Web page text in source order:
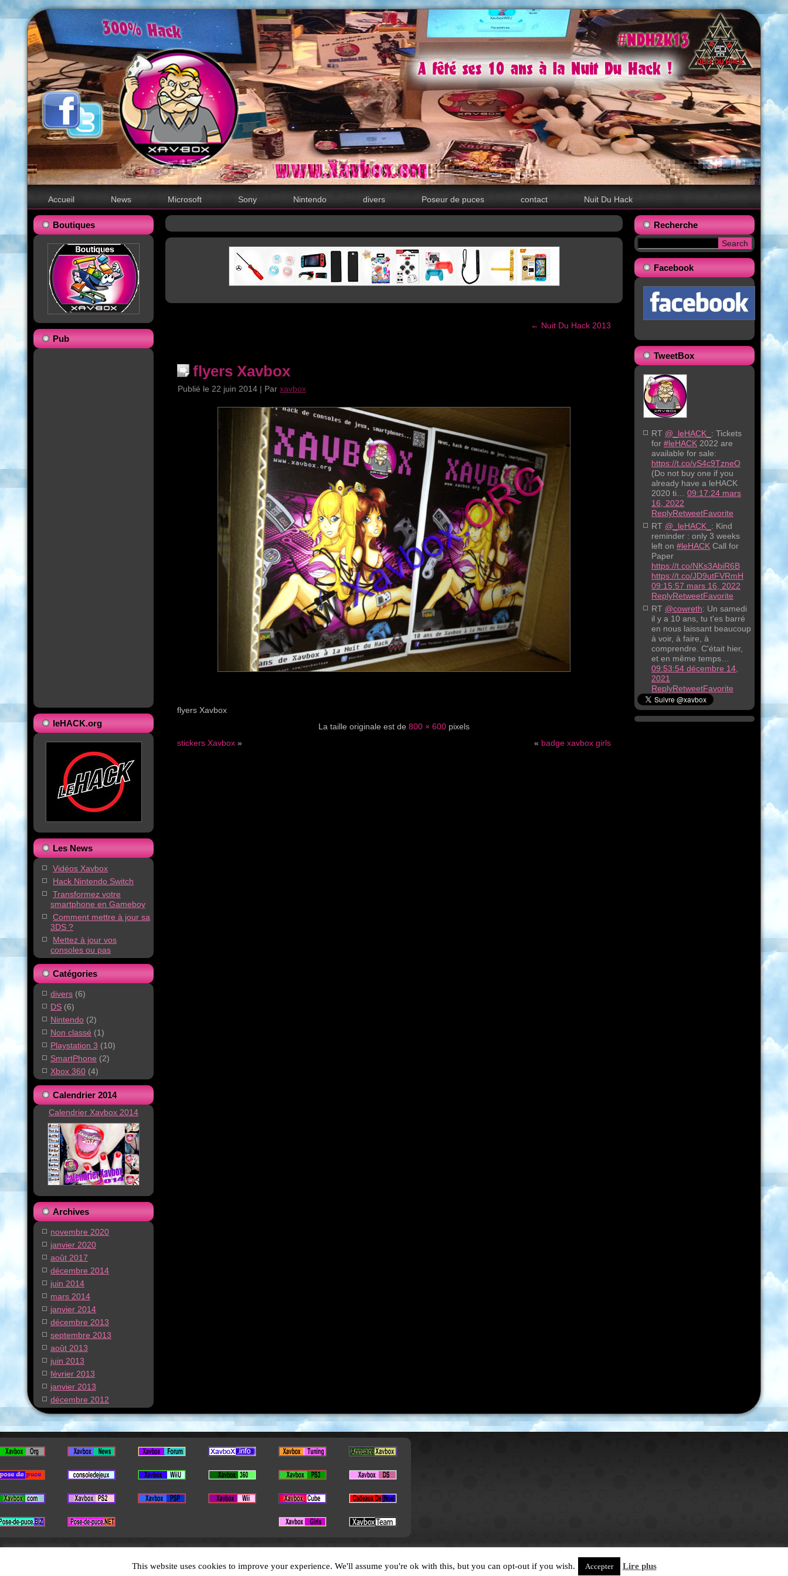
Accueil News Microsoft Sony Nintendo divers Poseur de puces contact Nuit Du Hack
Boutiques
Pub
leHACK.org
Les News
Vidéos Xavbox
Hack Nintendo Switch
Transformez votre
smartphone en Gameboy
Comment mettre à jour sa
3DS ?
Mettez à jour vos
consoles ou pas
Catégories
divers (6)
DS (6)
Nintendo (2)
Non classé (1)
Playstation 3 (10)
SmartPhone (2)
Xbox 360 (4)
Calendrier 2014
Calendrier Xavbox 2014
Archives
novembre 2020
janvier 2020
août 2017
décembre 2014
juin 2014
mars 2014
janvier 2014
décembre 2013
septembre 2013
août 2013
juin 2013
février 2013
janvier 2013
décembre 2012
← Nuit Du Hack 2013
flyers Xavbox
Publié le 22 juin 2014 | Par xavbox
flyers Xavbox
La taille originale est de 800 × 600 pixels
stickers Xavbox » « badge xavbox girls
Recherche
Facebook
TweetBox
RT @_leHACK_ : Tickets
for #leHACK 2022 are
available for sale:
https://t.co/vS4c9TzneO
(Do not buy one if you
already have a leHACK
2020 ti…
09:17:24 mars
16, 2022
ReplyRetweetFavorite
RT @_leHACK_ : Kind
reminder : only 3 weeks
left on #leHACK Call for
Paper
https://t.co/NKs3AbiR6B
https://t.co/JD9utFVRmH
09:15:57 mars 16, 2022
ReplyRetweetFavorite
RT @cowreth: Un samedi
il y a 10 ans, tu t'es barré
en nous laissant beaucoup
à voir, à faire, à
comprendre. C'était hier,
et en même temps…
09:53:54 décembre 14,
2021
ReplyRetweetFavorite
Designed byXavFun .
This website uses cookies to improve your experience. We'll assume you're ok with this, but you can opt-out if you wish. Accepter Lire plus